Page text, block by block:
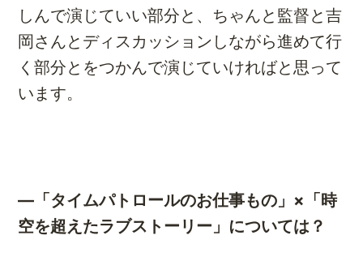
しんで演じていい部分と、ちゃんと監督と吉
岡さんとディスカッションしながら進めて行
く部分とをつかんで演じていければと思って
います。
―「タイムパトロールのお仕事もの」×「時
空を超えたラブストーリー」については？